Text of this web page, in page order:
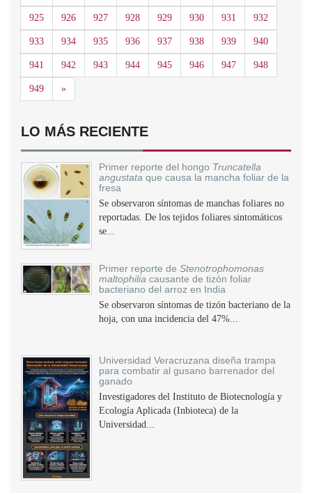
925 926 927 928 929 930 931 932
933 934 935 936 937 938 939 940
941 942 943 944 945 946 947 948
949 »Siguiente
LO MÁS RECIENTE
Primer reporte del hongo Truncatella
angustata que causa la mancha foliar de la
fresa
Se observaron síntomas de manchas foliares no
reportadas. De los tejidos foliares sintomáticos
se...
Primer reporte de Stenotrophomonas
maltophilia causante de tizón foliar
bacteriano del arroz en India
Se observaron síntomas de tizón bacteriano de la
hoja, con una incidencia del 47%...
Universidad Veracruzana diseña trampa
para combatir al gusano barrenador del
ganado
Investigadores del Instituto de Biotecnología y
Ecología Aplicada (Inbioteca) de la
Universidad...